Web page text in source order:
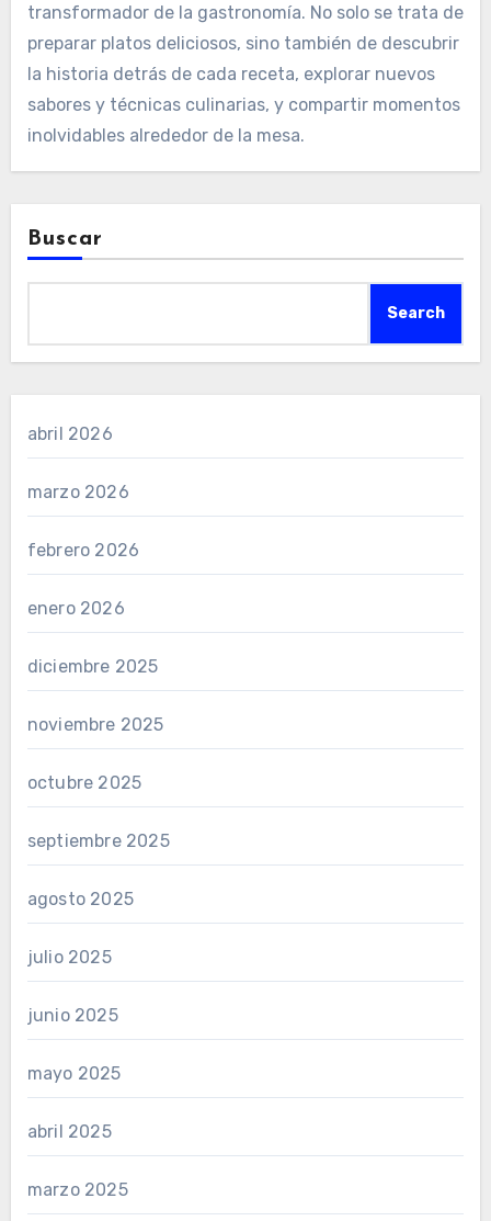
transformador de la gastronomía. No solo se trata de
preparar platos deliciosos, sino también de descubrir
la historia detrás de cada receta, explorar nuevos
sabores y técnicas culinarias, y compartir momentos
inolvidables alrededor de la mesa.
Buscar
Search
abril 2026
marzo 2026
febrero 2026
enero 2026
diciembre 2025
noviembre 2025
octubre 2025
septiembre 2025
agosto 2025
julio 2025
junio 2025
mayo 2025
abril 2025
marzo 2025